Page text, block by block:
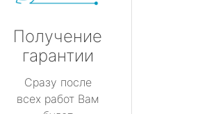
Получение
гарантии
Сразу после
всех работ Вам